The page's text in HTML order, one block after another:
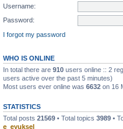
Username:
Password:
I forgot my password
WHO IS ONLINE
In total there are 910 users online :: 2
users active over the past 5 minutes)
Most users ever online was 6632 on 16
STATISTICS
Total posts 21569 • Total topics 3989 •
e_eyuksel